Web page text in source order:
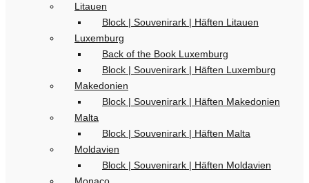
Litauen
Block | Souvenirark | Häften Litauen
Luxemburg
Back of the Book Luxemburg
Block | Souvenirark | Häften Luxemburg
Makedonien
Block | Souvenirark | Häften Makedonien
Malta
Block | Souvenirark | Häften Malta
Moldavien
Block | Souvenirark | Häften Moldavien